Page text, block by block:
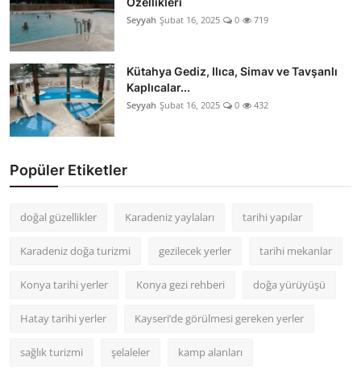
Seyyah Şubat 16, 2025 0 719
Kütahya Gediz, Ilıca, Simav ve Tavşanlı
Kaplıcalar...
Seyyah Şubat 16, 2025 0 432
Popüler Etiketler
doğal güzellikler Karadeniz yaylaları tarihi yapılar
Karadeniz doğa turizmi gezilecek yerler tarihi mekanlar
Konya tarihi yerler Konya gezi rehberi doğa yürüyüşü
Hatay tarihi yerler Kayseri’de görülmesi gereken yerler
sağlık turizmi şelaleler kamp alanları